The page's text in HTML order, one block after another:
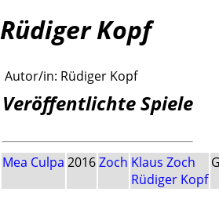
Rüdiger Kopf
Autor/in: Rüdiger Kopf
Veröffentlichte Spiele
Mea Culpa 2016Zoch Klaus Zoch
Rüdiger Kopf